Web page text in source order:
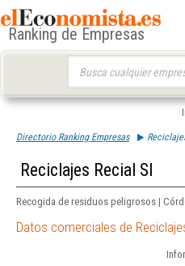
Ranking de Empresas
Directorio Ranking Empresas
Reciclajes Recial Sl
Recogida de residuos peligrosos |
Datos comerciales de